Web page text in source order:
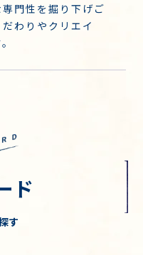
門性を掘り下げご
わりやクリエイ
ド
す